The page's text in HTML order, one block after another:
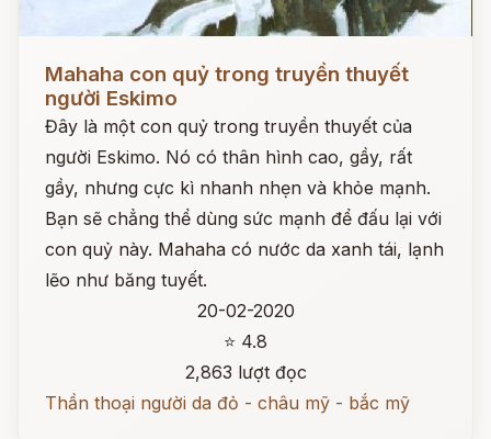
Mahaha con quỷ trong truyền thuyết
người Eskimo
Đây là một con quỷ trong truyền thuyết của
người Eskimo. Nó có thân hình cao, gầy, rất
gầy, nhưng cực kì nhanh nhẹn và khỏe mạnh.
Bạn sẽ chẳng thể dùng sức mạnh để đấu lại với
con quỷ này. Mahaha có nước da xanh tái, lạnh
lẽo như băng tuyết.
20-02-2020
⭐ 4.8
2,863 lượt đọc
Thần thoại người da đỏ - châu mỹ - bắc mỹ